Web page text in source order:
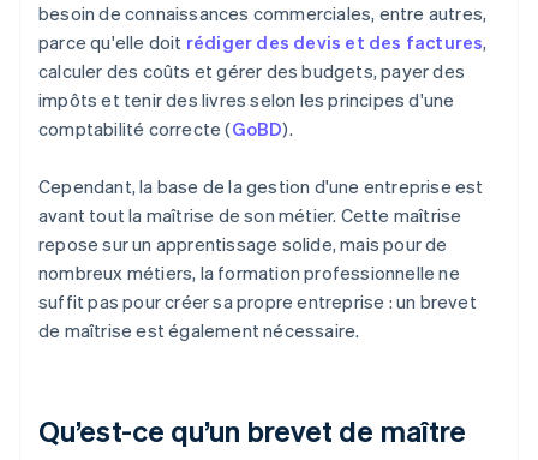
besoin de connaissances commerciales, entre autres,
parce qu'elle doit rédiger des devis et des factures,
calculer des coûts et gérer des budgets, payer des
impôts et tenir des livres selon les principes d'une
comptabilité correcte (GoBD).
Cependant, la base de la gestion d'une entreprise est
avant tout la maîtrise de son métier. Cette maîtrise
repose sur un apprentissage solide, mais pour de
nombreux métiers, la formation professionnelle ne
suffit pas pour créer sa propre entreprise : un brevet
de maîtrise est également nécessaire.
Qu’est-ce qu’un brevet de maître